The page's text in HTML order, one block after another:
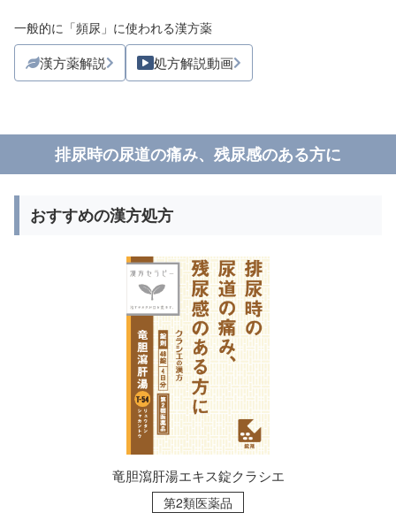
一般的に「頻尿」に使われる漢方薬
漢方薬解説 処方解説動画
排尿時の尿道の痛み、残尿感のある方に
おすすめの漢方処方
竜胆瀉肝湯エキス錠クラシエ
第2類医薬品